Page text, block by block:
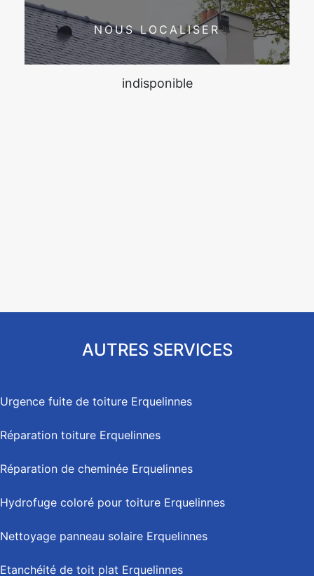
NOUS LOCALISER
indisponible
AUTRES SERVICES
Urgence fuite de toiture Erquelinnes
Réparation toiture Erquelinnes
Réparation de cheminée Erquelinnes
Hydrofuge coloré pour toiture Erquelinnes
Nettoyage panneau solaire Erquelinnes
Etanchéité de toit plat Erquelinnes